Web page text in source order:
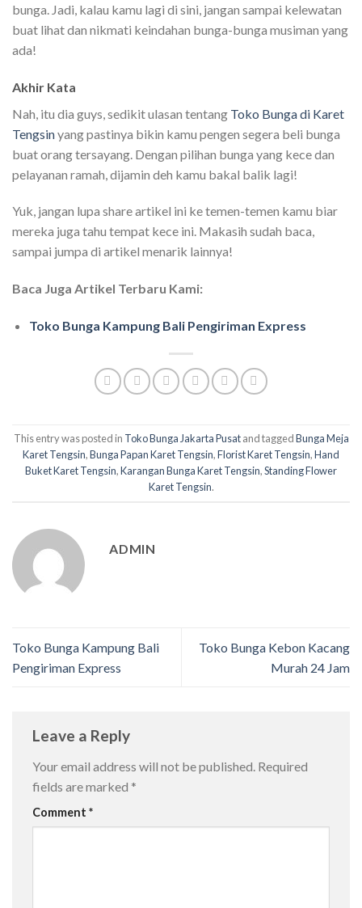
bunga. Jadi, kalau kamu lagi di sini, jangan sampai kelewatan
buat lihat dan nikmati keindahan bunga-bunga musiman yang
ada!
Akhir Kata
Nah, itu dia guys, sedikit ulasan tentang Toko Bunga di Karet
Tengsinyang pastinya bikin kamu pengen segera beli bunga
buat orang tersayang. Dengan pilihan bunga yang kece dan
pelayanan ramah, dijamin deh kamu bakal balik lagi!
Yuk, jangan lupa share artikel ini ke temen-temen kamu biar
mereka juga tahu tempat kece ini. Makasih sudah baca,
sampai jumpa di artikel menarik lainnya!
Baca Juga Artikel Terbaru Kami:
Toko Bunga Kampung Bali Pengiriman Express
This entry was posted in Toko Bunga Jakarta Pusatand taggedBunga Meja
Karet Tengsin,Bunga Papan Karet Tengsin,Florist Karet Tengsin,Hand
Buket Karet Tengsin,Karangan Bunga Karet Tengsin,Standing Flower
Karet Tengsin.
ADMIN
Toko Bunga Kampung Bali
Pengiriman Express
Toko Bunga Kebon Kacang
Murah 24 Jam
Leave a Reply
Your email address will not be published. Required
fields are marked *
Comment *